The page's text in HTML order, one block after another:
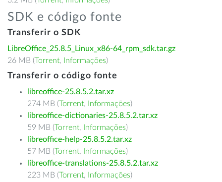
SDK e código fonte
Transferir o SDK
LibreOffice_25.8.5_Linux_x86-64_rpm_sdk.tar.gz
26 MB (Torrent, Informações)
Transferir o código fonte
libreoffice-25.8.5.2.tar.xz
274 MB (Torrent, Informações)
libreoffice-dictionaries-25.8.5.2.tar.xz
59 MB (Torrent, Informações)
libreoffice-help-25.8.5.2.tar.xz
57 MB (Torrent, Informações)
libreoffice-translations-25.8.5.2.tar.xz
223 MB (Torrent, Informações)